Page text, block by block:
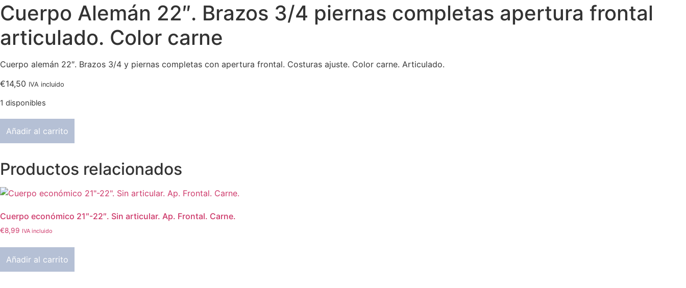
Cuerpo Alemán 22″. Brazos 3/4 piernas completas apertura frontal
articulado. Color carne
Cuerpo alemán 22″. Brazos 3/4 y piernas completas con apertura frontal. Costuras ajuste. Color carne. Articulado.
€14,50 IVA incluido
1 disponibles
Alemán
piernas
completas
apertura
frontal
Color
cantidad
Añadir al carrito
Productos relacionados
Cuerpo económico 21″-22″. Sin articular. Ap. Frontal. Carne.
€8,99 IVA incluido
Añadir al carrito